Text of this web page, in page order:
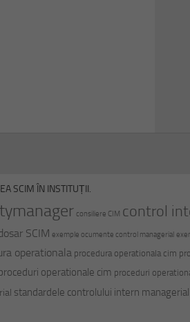
SCIM ÎN INSTITUȚII.
consiliere CIM control
SCIM exemple ocumente control managerial
operationala procedura operationala cim
operationale cim proceduri
standardele controlului intern managerial